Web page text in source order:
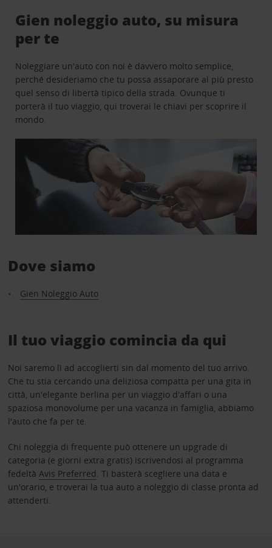
Gien noleggio auto, su misura
per te
Noleggiare un'auto con noi è davvero molto semplice,
perché desideriamo che tu possa assaporare al più presto
quel senso di libertà tipico della strada. Ovunque ti
porterà il tuo viaggio, qui troverai le chiavi per scoprire il
mondo.
Dove siamo
Gien Noleggio Auto
Il tuo viaggio comincia da qui
Noi saremo lì ad accoglierti sin dal momento del tuo arrivo.
Che tu stia cercando una deliziosa compatta per una gita in
città, un'elegante berlina per un viaggio d'affari o una
spaziosa monovolume per una vacanza in famiglia, abbiamo
l'auto che fa per te.
Chi noleggia di frequente può ottenere un upgrade di
categoria (e giorni extra gratis) iscrivendosi al programma
fedeltà Avis Preferred. Ti basterà scegliere una data e
un'orario, e troverai la tua auto a noleggio di classe pronta ad
attenderti.